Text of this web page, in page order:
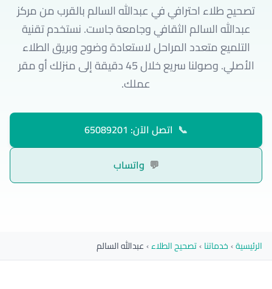
تصحيح طلاء احترافي في عبدالله السالم بالقرب من مركز
عبدالله السالم الثقافي وجامعة جاست. نستخدم تقنية
التلميع متعدد المراحل لاستعادة وضوح وبريق الطلاء
الأصلي. وصولنا سريع خلال 45 دقيقة إلى منزلك أو مقر
عملك.
📞 اتصل الآن: 65089201
💬 واتساب
الرئيسية›خدماتنا›تصحيح الطلاء›عبدالله السالم